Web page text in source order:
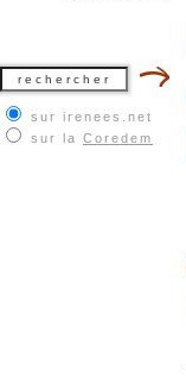
sur irenees.net
sur la Coredem